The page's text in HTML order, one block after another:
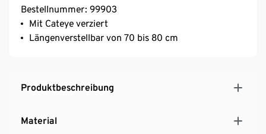
Bestellnummer: 99903
Mit Cateye verziert
Längenverstellbar von 70 bis 80 cm
Produktbeschreibung
Material